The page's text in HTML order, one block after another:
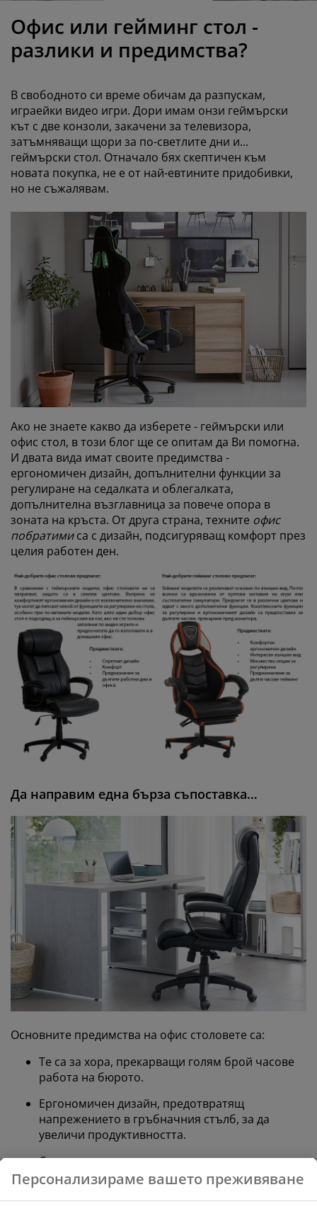
за матрак
матраци
легла
на мебели
осветление
за дома
Офис или гейминг стол -
разлики и предимства?
В свободното си време обичам да разпускам,
играейки видео игри. Дори имам онзи геймърски
кът с две конзоли, закачени за телевизора,
затъмняващи щори за по-светлите дни и...
геймърски стол. Отначало бях скептичeн към
новата покупка, не е от най-евтините придобивки,
но не съжалявам.
Ако не знаете какво да изберете - геймърски или
офис стол, в този блог ще се опитам да Ви помогна.
И двата вида имат своите предимства -
ергономичен дизайн, допълнителни функции за
регулиране на седалката и облегалката,
допълнителна възглавница за повече опора в
зоната на кръста. От друга страна, техните офис
побратимиса с дизайн, подсигуряващ комфорт през
целия работен ден.
Да направим една бърза съпоставка…
Основните предимства на офис столовете са:
Те са за хора, прекарващи голям брой часове
работа на бюрото.
Ергономичен дизайн, предотвратящ
напрежението в гръбначния стълб, за да
увеличи продуктивността.
Спретнат външен вид, подходящ за всяко
помещение, без значение дали става въпрос за
офиса или за дома.
Персонализираме вашето преживяване